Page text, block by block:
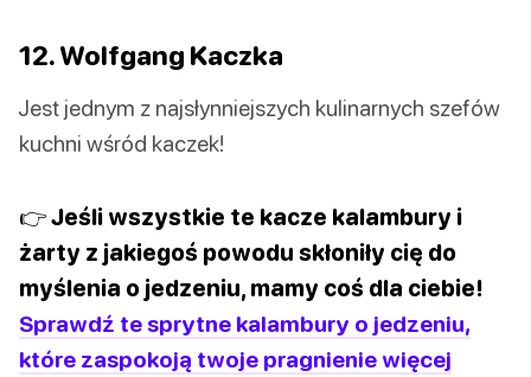
12. Wolfgang Kaczka
Jest jednym z najsłynniejszych kulinarnych szefów
kuchni wśród kaczek!
👉 Jeśli wszystkie te kacze kalambury i
żarty z jakiegoś powodu skłoniły cię do
myślenia o jedzeniu, mamy coś dla ciebie!
Sprawdź te sprytne kalambury o jedzeniu,
które zaspokoją twoje pragnienie więcej